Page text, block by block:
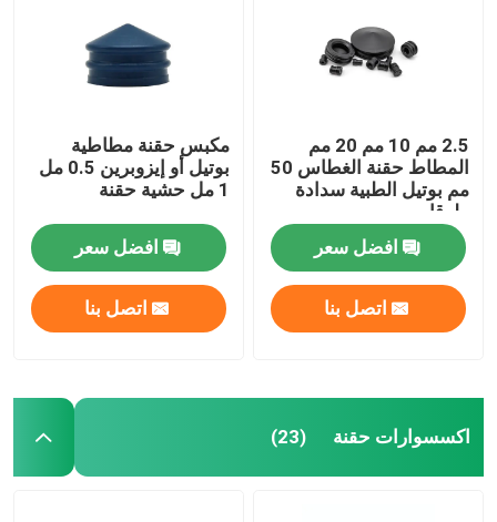
2.5 مم 10 مم 20 مم
المطاط حقنة الغطاس 50
مم بوتيل الطبية سدادة
طوقا
افضل سعر
اتصل بنا
مكبس حقنة مطاطية
بوتيل أو إيزوبرين 0.5 مل
1 مل حشية حقنة
افضل سعر
اتصل بنا
اكسسوارات حقنة (23)